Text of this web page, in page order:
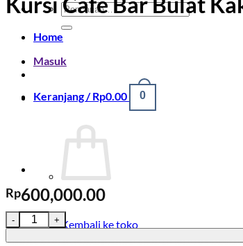
Pencarian
untuk:
Home
Masuk
Keranjang /Rp0.00 0
Kembali ke toko
Rp600,000.00
Kuantitas Kursi Cafe Bar Bulat Kaki Besi KC-048